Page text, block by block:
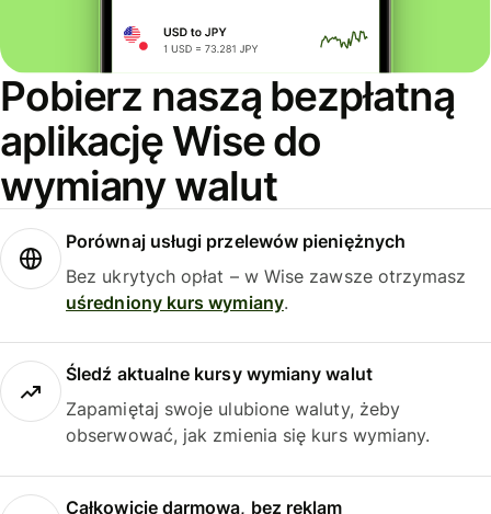
Pobierz naszą bezpłatną
aplikację Wise do
wymiany walut
Porównaj usługi przelewów pieniężnych
Bez ukrytych opłat – w Wise zawsze otrzymasz
uśredniony kurs wymiany.
Śledź aktualne kursy wymiany walut
Zapamiętaj swoje ulubione waluty, żeby
obserwować, jak zmienia się kurs wymiany.
Całkowicie darmowa, bez reklam